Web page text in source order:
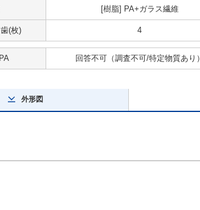
[樹脂] PA+ガラス繊維
(枚) 4
回答不可（調査不可/特定物質あり）
外形図